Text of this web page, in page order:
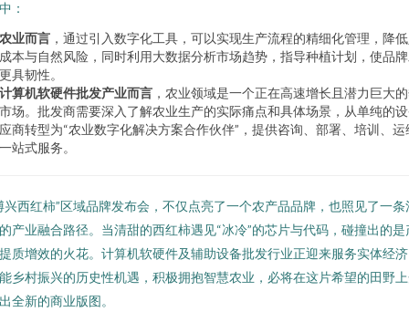
：
业而言 ，通过引入数字化工具，可以实现生产流程的精细化管理，降
本与自然风险，同时利用大数据分析市场趋势，指导种植计划，使品
具韧性。
算机软硬件批发产业而言 ，农业领域是一个正在高速增长且潜力巨大
场。批发商需要深入了解农业生产的实际痛点和具体场景，从单纯的
商转型为“农业数字化解决方案合作伙伴”，提供咨询、部署、培训、运
站式服务。
兴西红柿”区域品牌发布会，不仅点亮了一个农产品品牌，也照见了一条
产业融合路径。当清甜的西红柿遇见“冰冷”的芯片与代码，碰撞出的是
质增效的火花。计算机软硬件及辅助设备批发行业正迎来服务实体经
乡村振兴的历史性机遇，积极拥抱智慧农业，必将在这片希望的田野
全新的商业版图。